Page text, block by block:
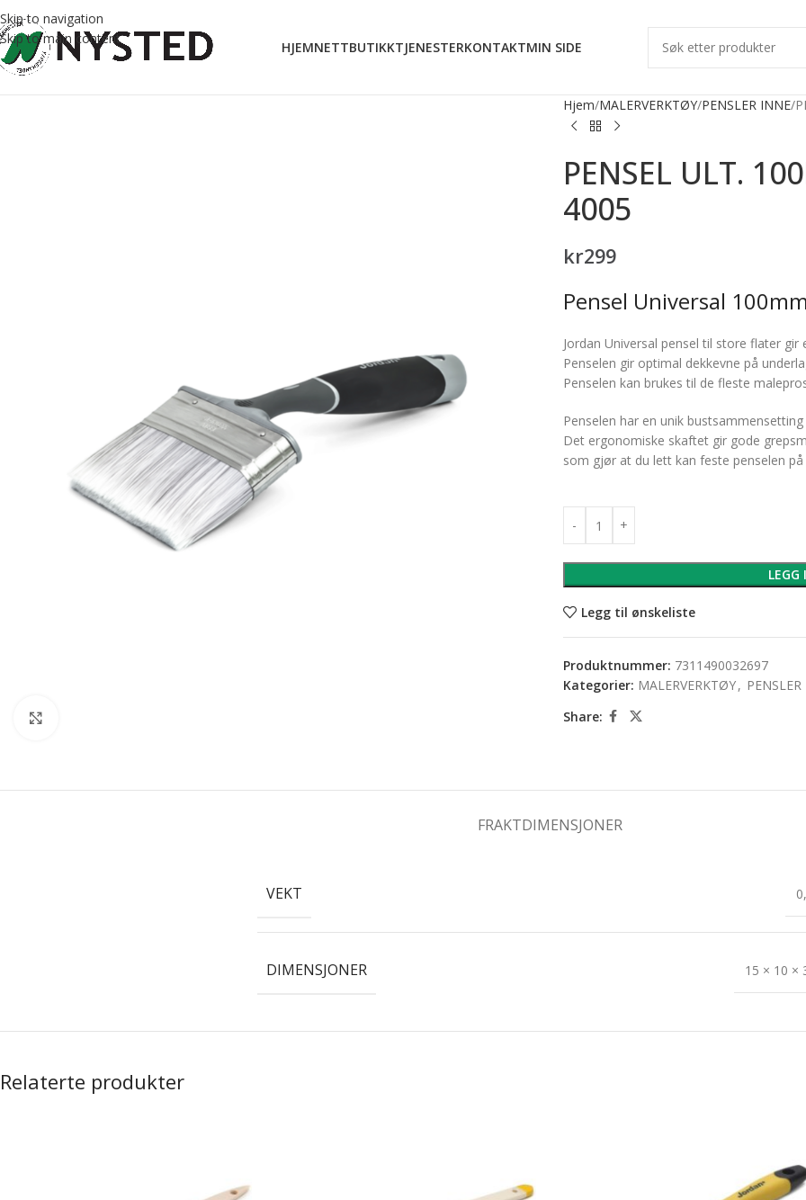
Skip to navigation
Skip to main content
HJEMNETTBUTIKKTJENESTERKONTAKTMIN SIDE
Hjem MALERVERKTØY PENSLER INNE
PENSEL ULT.
4005
kr299
Pensel Universal
Jordan Universal pensel til store flater
Penselen gir optimal dekkevne på
Penselen kan brukes til de fleste
Penselen har en unik
Det ergonomiske skaftet gir gode
som gjør at du lett kan feste penselen
LEGG
Legg til ønskeliste
Produktnummer: 7311490032697
Kategorier: MALERVERKTØY,
Share:
FRAKTDIMENSJONER
VEKT
DIMENSJONER 15 × 10 ×
Relaterte produkter